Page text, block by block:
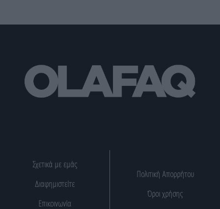
Σχετικά με εμάς
Διαφημιστείτε
Επικοινωνία
Πολιτική Απορρήτου
Όροι χρήσης